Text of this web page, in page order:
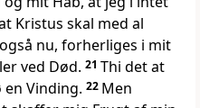
Kristus skal med al
nu, forherliges i mit
ved Død. 21 Thi det at
Vinding. 22 Men